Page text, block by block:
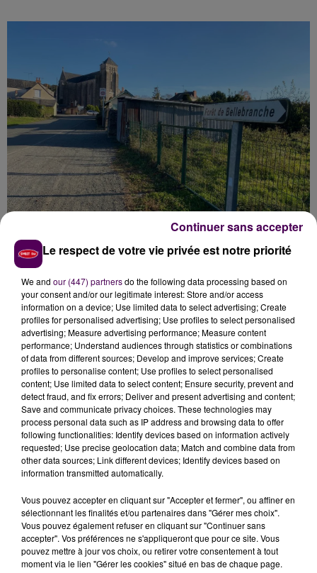
LES HABITANTS PRÊTS À AIDER
Dans ce petit village de 500 habitants, les riverains se
disent sous le choc, et prêts à aider, si besoin, les
gendarmes dans leurs recherches :"S’il faut
participer à une battue, je le ferais volontiers. Nous
étions ensemble au collège à Grez-en-Bouère.
une jeune fille très sportive qui n’avait de problème
avec personne. Nos espoirs, c’est qu’elle puisse être
retrouvée saine et sauve !"témoigne Lucas.
Lucas, habitant de Saint-Brice, ancien camarade de la
disparue :
Le respect de votre vie privée est notre priorité
We and our (447) partnersdo the following data processing based on
your consent and/or our legitimate interest: Store and/or access
information on a device; Use limited data to select advertising; Create
profiles for personalised advertising; Use profiles to select personalised
advertising; Measure advertising performance; Measure content
performance; Understand audiences through statistics or combinations
of data from different sources; Develop and improve services; Create
profiles to personalise content; Use profiles to select personalised
content; Use limited data to select content; Ensure security, prevent and
detect fraud, and fix errors; Deliver and present advertising and content;
Save and communicate privacy choices. These technologies may
process personal data such as IP address and browsing data to offer
following functionalities: Identify devices based on information actively
requested; Use precise geolocation data; Match and combine data from
other data sources; Link different devices; Identify devices based on
information transmitted automatically.
Vous pouvez accepter en cliquant sur "Accepter et fermer", ou affiner en
sélectionnant les finalités et/ou partenaires dans "Gérer mes choix".
Vous pouvez également refuser en cliquant sur "Continuer sans
accepter". Vos préférences ne s'appliqueront que pour ce site. Vous
pouvez mettre à jour vos choix, ou retirer votre consentement à tout
moment via le lien "Gérer les cookies" situé en bas de chaque page.
Continuer sans accepter